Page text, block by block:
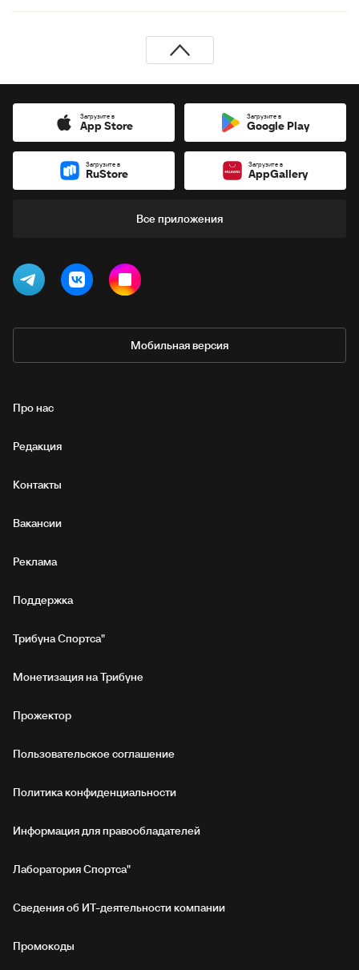
Загрузите в
App Store
Загрузите в
Google Play
Загрузите в
RuStore
Загрузите в
AppGallery
Все приложения
Мобильная версия
Про нас
Редакция
Контакты
Вакансии
Реклама
Поддержка
Трибуна Спортса"
Монетизация на Трибуне
Прожектор
Пользовательское соглашение
Политика конфиденциальности
Информация для правообладателей
Лаборатория Спортса"
Сведения об ИТ‑деятельности компании
Промокоды